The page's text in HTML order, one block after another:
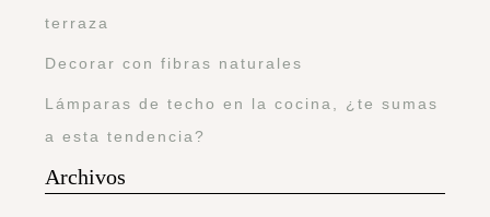
terraza
Decorar con fibras naturales
Lámparas de techo en la cocina, ¿te sumas
a esta tendencia?
Archivos